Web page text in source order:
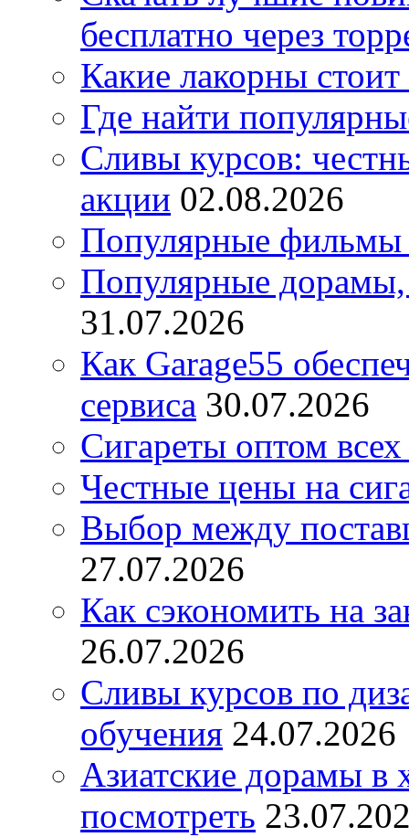
бесплатно через
Какие лакорны стоит
Где найти
Сливы курсов:
акции 02.08.2026
Популярные фильмы
Популярные дорамы,
31.07.2026
Как Garage55
сервиса 30.07.2026
Сигареты оптом
Честные цены на
Выбор между
27.07.2026
Как сэкономить на
26.07.2026
Сливы курсов по
обучения 24.07.2026
Азиатские дорамы в
посмотреть